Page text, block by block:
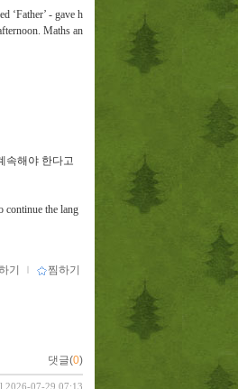
‘Father’ - gave h
Maths an
속해야 한다고
continue the lang
기 ｌ 찜하기
댓글(0)
2026-07-29 07:13